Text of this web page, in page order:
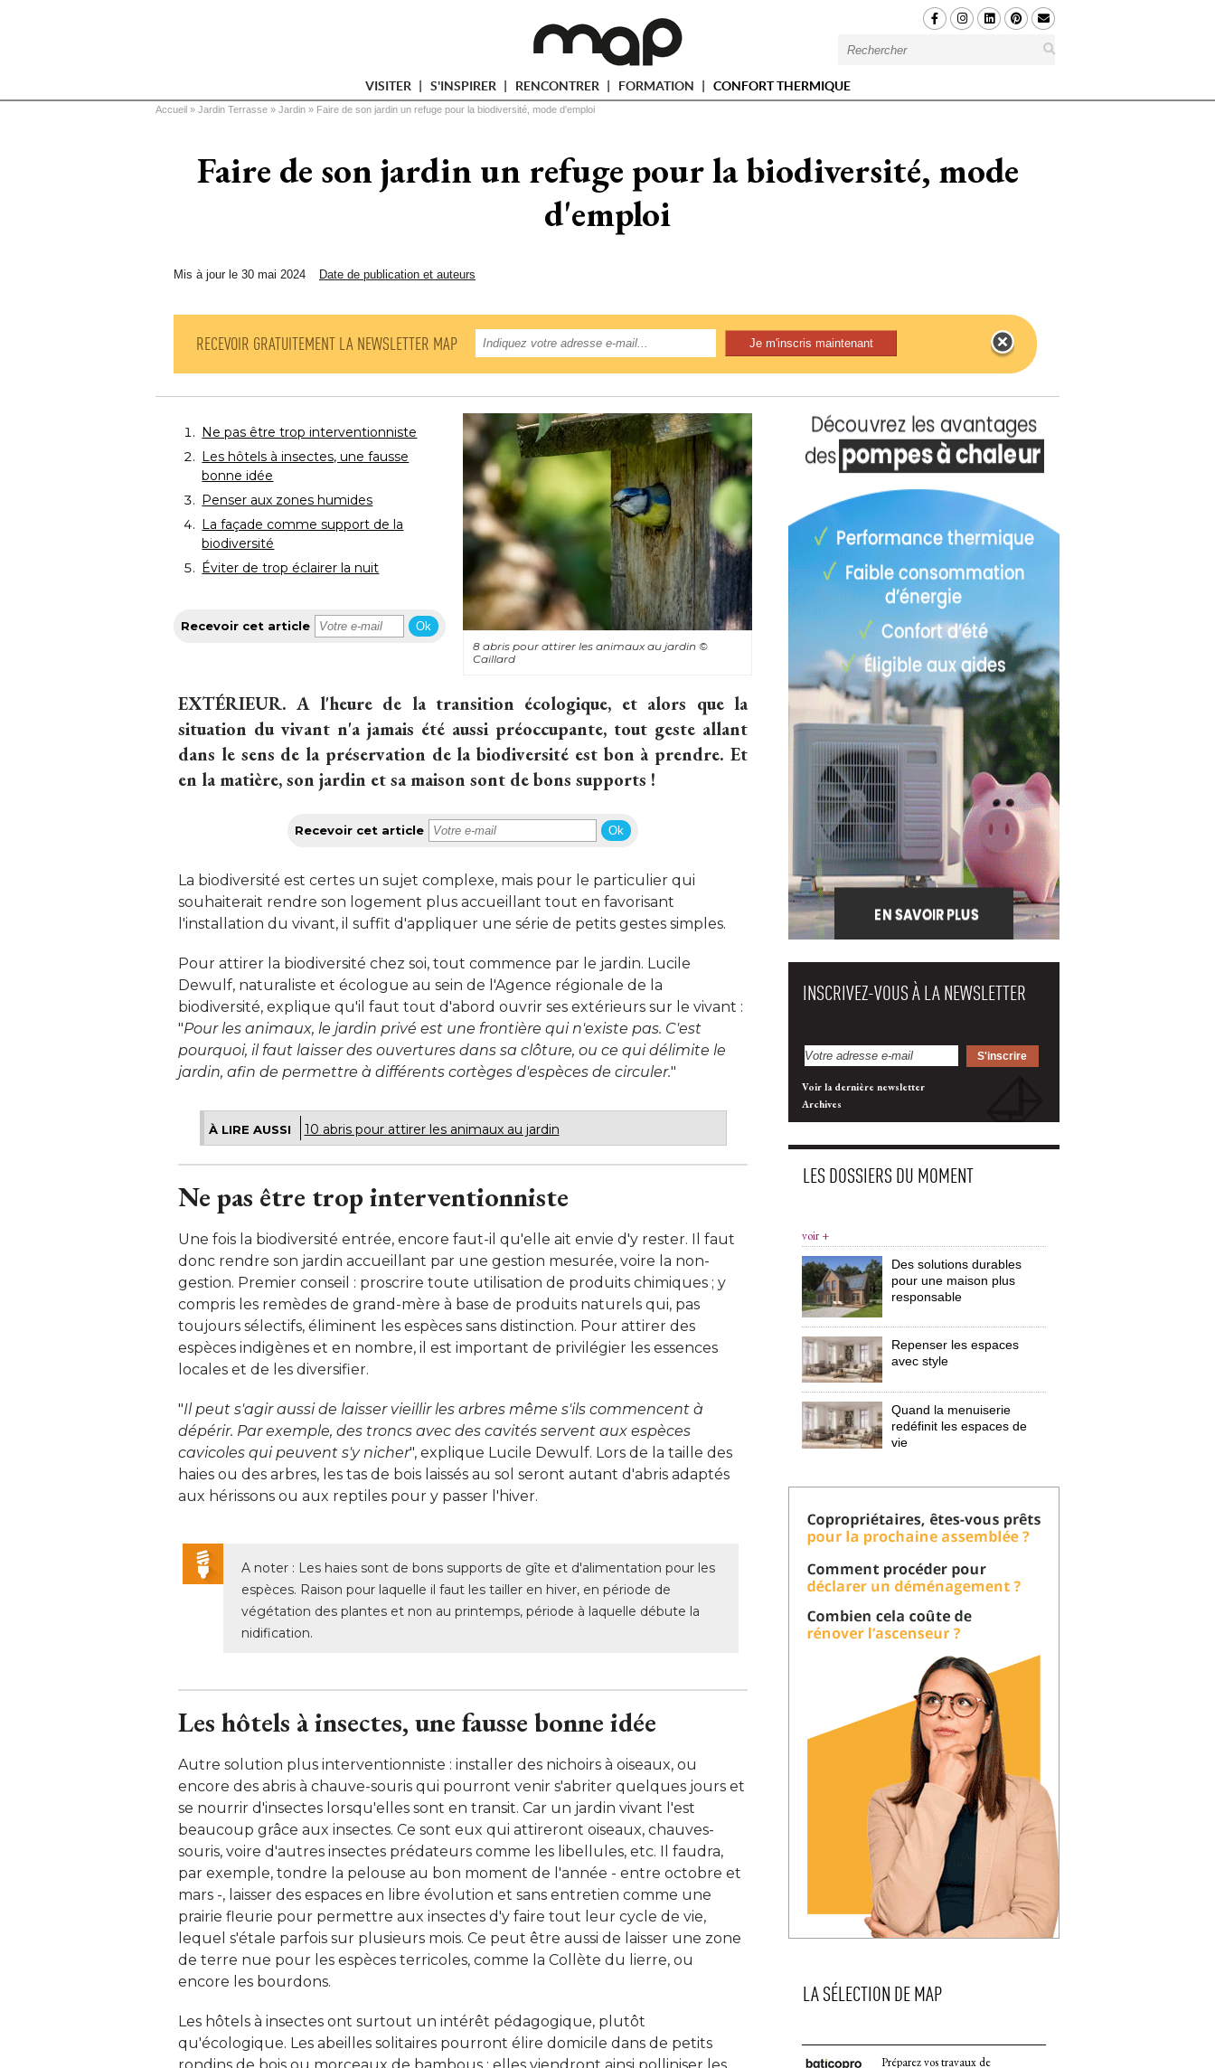
VISITER S'INSPIRER RENCONTRER FORMATION CONFORT THERMIQUE
Vous êtes ici
Accueil » Jardin Terrasse » Jardin » Faire de son jardin un refuge pour la biodiversité, mode d'emploi
Faire de son jardin un refuge pour la biodiversité, mode
d'emploi
Mis à jour le 30 mai 2024 Date de publication et auteurs
RECEVOIR GRATUITEMENT LA NEWSLETTER MAP
8 abris pour attirer les animaux au jardin ©
Caillard
Ne pas être trop interventionniste
Les hôtels à insectes, une fausse
bonne idée
Penser aux zones humides
La façade comme support de la
biodiversité
Éviter de trop éclairer la nuit
Recevoir cet article Ok
EXTÉRIEUR. A l'heure de la transition écologique, et alors que la
situation du vivant n'a jamais été aussi préoccupante, tout geste allant
dans le sens de la préservation de la biodiversité est bon à prendre. Et
en la matière, son jardin et sa maison sont de bons supports !
Recevoir cet article Ok
La biodiversité est certes un sujet complexe, mais pour le particulier qui
souhaiterait rendre son logement plus accueillant tout en favorisant
l'installation du vivant, il suffit d'appliquer une série de petits gestes simples.
Pour attirer la biodiversité chez soi, tout commence par le jardin. Lucile
Dewulf, naturaliste et écologue au sein de l'Agence régionale de la
biodiversité, explique qu'il faut tout d'abord ouvrir ses extérieurs sur le vivant :
"Pour les animaux, le jardin privé est une frontière qui n'existe pas. C'est
pourquoi, il faut laisser des ouvertures dans sa clôture, ou ce qui délimite le
jardin, afin de permettre à différents cortèges d'espèces de circuler."
À LIRE AUSSI 10 abris pour attirer les animaux au jardin
Ne pas être trop interventionniste
Une fois la biodiversité entrée, encore faut-il qu'elle ait envie d'y rester. Il faut
donc rendre son jardin accueillant par une gestion mesurée, voire la non-
gestion. Premier conseil : proscrire toute utilisation de produits chimiques ; y
compris les remèdes de grand-mère à base de produits naturels qui, pas
toujours sélectifs, éliminent les espèces sans distinction. Pour attirer des
espèces indigènes et en nombre, il est important de privilégier les essences
locales et de les diversifier.
"Il peut s'agir aussi de laisser vieillir les arbres même s'ils commencent à
dépérir. Par exemple, des troncs avec des cavités servent aux espèces
cavicoles qui peuvent s'y nicher", explique Lucile Dewulf. Lors de la taille des
haies ou des arbres, les tas de bois laissés au sol seront autant d'abris adaptés
aux hérissons ou aux reptiles pour y passer l'hiver.
A noter : Les haies sont de bons supports de gîte et d'alimentation pour les
espèces. Raison pour laquelle il faut les tailler en hiver, en période de
végétation des plantes et non au printemps, période à laquelle débute la
nidification.
Les hôtels à insectes, une fausse bonne idée
Autre solution plus interventionniste : installer des nichoirs à oiseaux, ou
encore des abris à chauve-souris qui pourront venir s'abriter quelques jours et
se nourrir d'insectes lorsqu'elles sont en transit. Car un jardin vivant l'est
beaucoup grâce aux insectes. Ce sont eux qui attireront oiseaux, chauves-
souris, voire d'autres insectes prédateurs comme les libellules, etc. Il faudra,
par exemple, tondre la pelouse au bon moment de l'année - entre octobre et
mars -, laisser des espaces en libre évolution et sans entretien comme une
prairie fleurie pour permettre aux insectes d'y faire tout leur cycle de vie,
lequel s'étale parfois sur plusieurs mois. Ce peut être aussi de laisser une zone
de terre nue pour les espèces terricoles, comme la Collète du lierre, ou
encore les bourdons.
Les hôtels à insectes ont surtout un intérêt pédagogique, plutôt
qu'écologique. Les abeilles solitaires pourront élire domicile dans de petits
INSCRIVEZ-VOUS À LA NEWSLETTER
Voir la dernière newsletter
Archives
LES DOSSIERS DU MOMENT
voir +
Des solutions durables
pour une maison plus
responsable
Repenser les espaces
avec style
Quand la menuiserie
redéfinit les espaces de
vie
LA SÉLECTION DE MAP
Préparez vos travaux de